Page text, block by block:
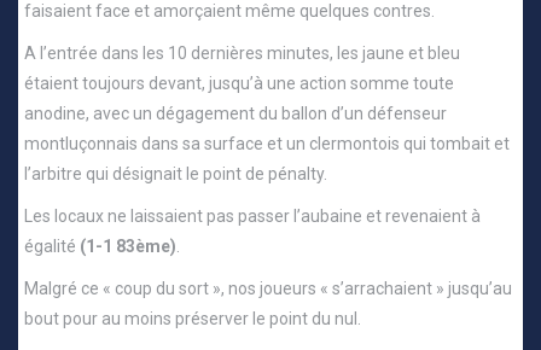
faisaient face et amorçaient même quelques contres.
A l’entrée dans les 10 dernières minutes, les jaune et bleu
étaient toujours devant, jusqu’à une action somme toute
anodine, avec un dégagement du ballon d’un défenseur
montluçonnais dans sa surface et un clermontois qui tombait et
l’arbitre qui désignait le point de pénalty.
Les locaux ne laissaient pas passer l’aubaine et revenaient à
égalité (1-1 83ème).
Malgré ce « coup du sort », nos joueurs « s’arrachaient » jusqu’au
bout pour au moins préserver le point du nul.